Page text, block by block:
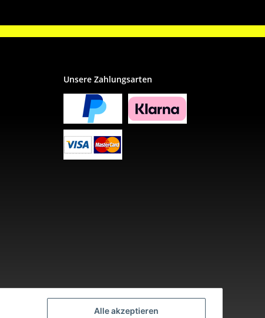
Alle akzeptieren
Unsere Zahlungsarten